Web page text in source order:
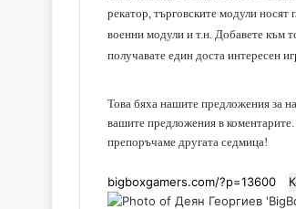
рекатор, търговските модули
военни модули и т.н. Добавете към
получавате един доста интересен
Това бяха нашите предложения за
вашите предложения в коментарите.
препоръчаме другата седмица!